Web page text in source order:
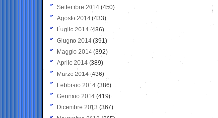
Settembre 2014 (450)
Agosto 2014 (433)
Luglio 2014 (436)
Giugno 2014 (391)
Maggio 2014 (392)
Aprile 2014 (389)
Marzo 2014 (436)
Febbraio 2014 (386)
Gennaio 2014 (419)
Dicembre 2013 (367)